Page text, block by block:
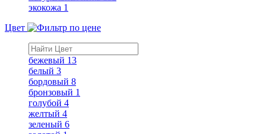
экокожа 1
Цвет
бежевый 13
белый 3
бордовый 8
бронзовый 1
голубой 4
желтый 4
зеленый 6